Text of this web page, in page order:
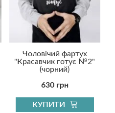
Чоловічий фартух
"Красавчик готує №2"
(чорний)
630 грн
КУПИТИ